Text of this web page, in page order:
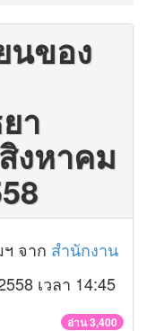
นของ
า
งหาคม
จาก สำนักงาน
เวลา 14:45
อ่าน 3,400